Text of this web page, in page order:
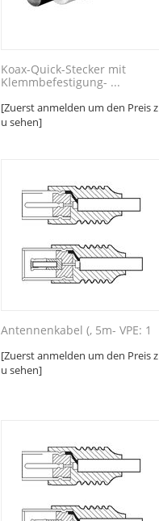
Koax-Quick-Stecker mit
Klemmbefestigung- ...
[Zuerst anmelden um den Preis z
u sehen]
Antennenkabel (, 5m- VPE: 1
[Zuerst anmelden um den Preis z
u sehen]